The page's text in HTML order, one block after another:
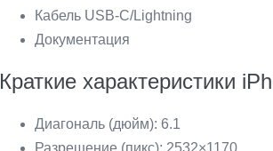
Кабель USB-C/Lightning
Документация
Краткие характеристики
Диагональ (дюйм): 6.1
Разрешение (пикс): 2532×1170